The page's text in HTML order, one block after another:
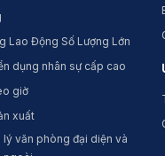
Lao Động Số Lượng Lớn
dụng nhân sự cấp cao
giờ
xuất
lý văn phòng đại diện và